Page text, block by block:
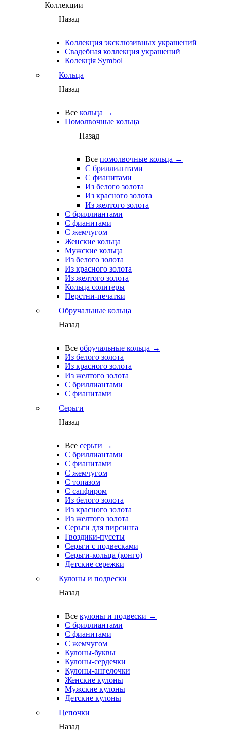
Коллекции
Назад
Коллекция эксклюзивных украшений
Свадебная коллекция украшений
Колекція Symbol
Кольца
Назад
Все кольца →
Помолвочные кольца
Назад
Все помолвочные кольца →
С бриллиантами
С фианитами
Из белого золота
Из красного золота
Из желтого золота
С бриллиантами
С фианитами
С жемчугом
Женские кольца
Мужские кольца
Из белого золота
Из красного золота
Из желтого золота
Кольца солитеры
Перстни-печатки
Обручальные кольца
Назад
Все обручальные кольца →
Из белого золота
Из красного золота
Из желтого золота
С бриллиантами
С фианитами
Серьги
Назад
Все серьги →
С бриллиантами
С фианитами
С жемчугом
С топазом
С сапфиром
Из белого золота
Из красного золота
Из желтого золота
Серьги для пирсинга
Гвоздики-пусеты
Серьги с подвесками
Серьги-кольца (конго)
Детские сережки
Кулоны и подвески
Назад
Все кулоны и подвески →
С бриллиантами
С фианитами
С жемчугом
Кулоны-буквы
Кулоны-сердечки
Кулоны-ангелочки
Женские кулоны
Мужские кулоны
Детские кулоны
Цепочки
Назад